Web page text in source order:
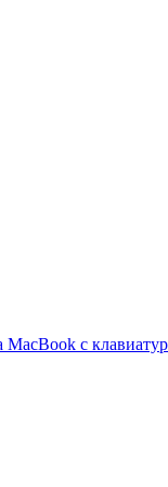
MacBook с